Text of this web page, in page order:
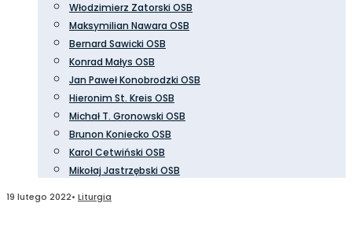
Włodzimierz Zatorski OSB
Maksymilian Nawara OSB
Bernard Sawicki OSB
Konrad Małys OSB
Jan Paweł Konobrodzki OSB
Hieronim St. Kreis OSB
Michał T. Gronowski OSB
Brunon Koniecko OSB
Karol Cetwiński OSB
Mikołaj Jastrzębski OSB
19 lutego 2022• Liturgia